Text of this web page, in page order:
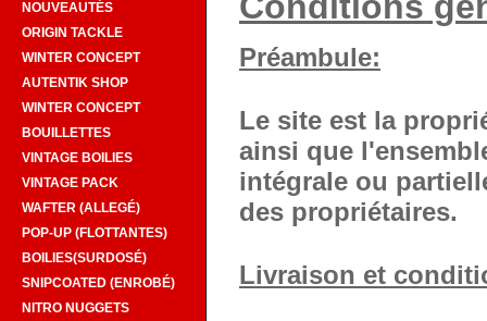
NOUVEAUTÉS
ORIGIN TACKLE
WINTER CONCEPT
AUTENTIK SHOP
WINTER CONCEPT
BOUILLETTES
VINTAGE BOILIES
VINTAGE PACK
WAFTER (ALLEGÉ)
POP-UP (FLOTTANTES)
BOILIES(SURDOSÉ)
SNIPCOATED (ENROBÉ)
NITRO NUGGETS
Préambule:
Le site est la
ainsi que
intégrale ou
des propriétaires.
Livraison et